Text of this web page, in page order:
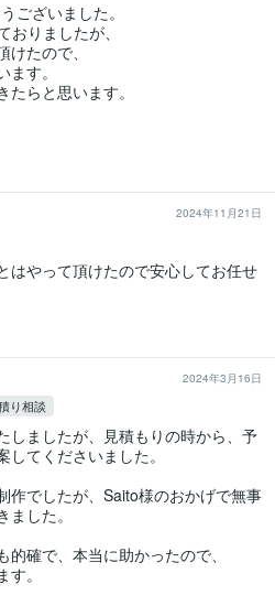
ございました。
りましたが、
たので、
す。
らと思います。
2024年11月21日
はやって頂けたので安心してお任せ
2024年3月16日
り相談
しましたが、見積もりの時から、予
てくださいました。
作でしたが、Saito様のおかげで無事
した。
確で、本当に助かったので、
。